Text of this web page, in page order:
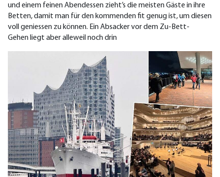
und einem feinen Abendessen zieht’s die meisten Gäste in ihre
Betten, damit man für den kommenden fit genug ist, um diesen
voll geniessen zu können. Ein Absacker vor dem Zu-Bett-
Gehen liegt aber alleweil noch drin